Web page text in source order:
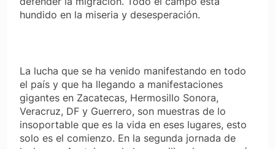
hundido en la miseria y desesperación.
La lucha que se ha venido manifestando en todo
el país y que ha llegando a manifestaciones
gigantes en Zacatecas, Hermosillo Sonora,
Veracruz, DF y Guerrero, son muestras de lo
insoportable que es la vida en eses lugares, esto
solo es el comienzo. En la segunda jornada de